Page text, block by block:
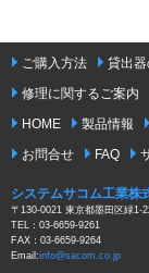
ご購入方法 貸出
修理に関するご案内
HOME
製品情報
お問合せ
FAQ
システムサコム工業株
〒130-0021 東京都墨田区緑1-
TEL：03-6659-9261
FAX：03-6659-9264
Email:info@sacom.co.jp